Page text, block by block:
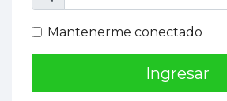
Mostrar
Mantenerme conectado
Ingresar